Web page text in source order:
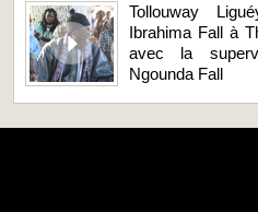
Tollouway
Ibrahima Fall à
avec la
Ngounda Fall